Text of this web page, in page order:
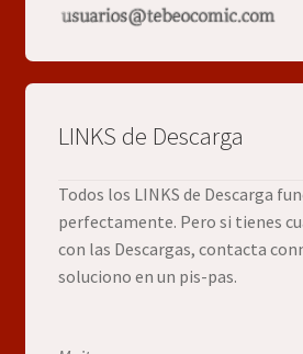
LINKS de Descarga
Todos los LINKS de Descarga
perfectamente. Pero si tienes
con las Descargas, contacta
soluciono en un pis-pas.